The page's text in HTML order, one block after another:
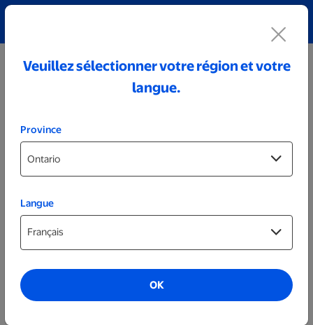
Photos sur plaque
Blocs d’acrylique
Veuillez sélectionner votre région et votre
langue.
Province
Langue
OK